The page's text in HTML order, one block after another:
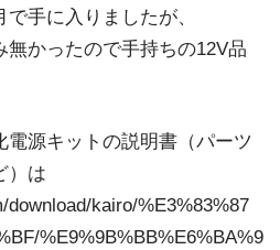
手に入りましたが、
無かったので手持ちの12V品
電源キットの説明書（パーツ
）は
kairo/%E3%83%87
%E9%9B%BB%E6%BA%9